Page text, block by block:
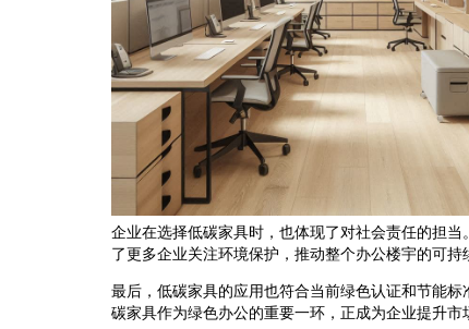
企业在选择低碳家具时，也体现了对社会责任的担
了更多企业关注环境保护，推动整个办公楼宇的可
最后，低碳家具的应用也符合当前绿色认证和节能
碳家具作为绿色办公的重要一环，正成为企业提升